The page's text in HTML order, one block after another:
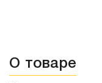
О товаре